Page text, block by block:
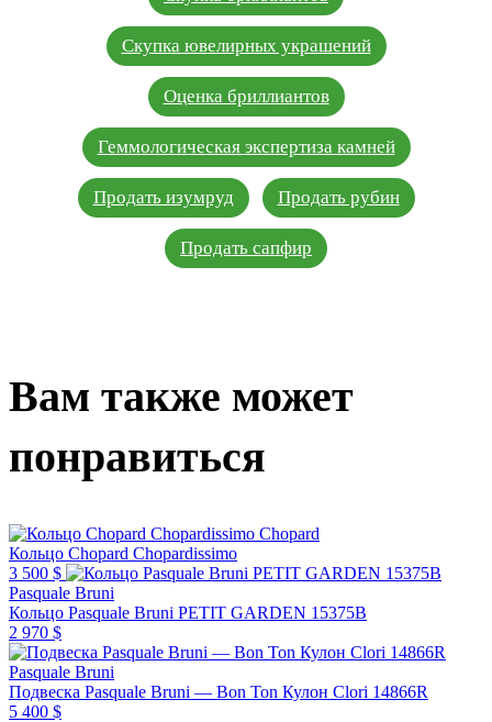
Скупка ювелирных украшений
Оценка бриллиантов
Геммологическая экспертиза камней
Продать изумруд Продать рубин
Продать сапфир
Вам также может
понравиться
Chopard
Кольцо Chopard Chopardissimo
3 500 $
Pasquale Bruni
Кольцо Pasquale Bruni PETIT GARDEN 15375B
2 970 $
Pasquale Bruni
Подвеска Pasquale Bruni — Bon Ton Кулон Clori 14866R
5 400 $